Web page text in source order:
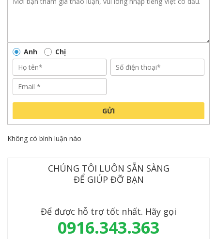
Anh Chị
GỬI
Không có bình luận nào
CHÚNG TÔI LUÔN SẴN SÀNG
ĐỂ GIÚP ĐỠ BẠN
Để được hỗ trợ tốt nhất. Hãy gọi
0916.343.363